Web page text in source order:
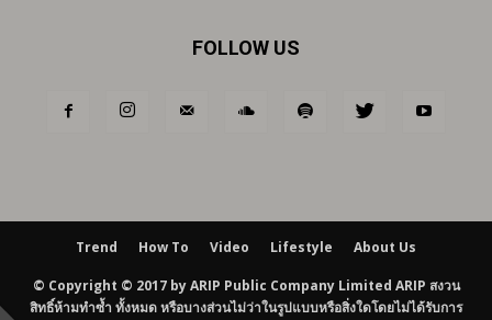
FOLLOW US
Trend How To Video Lifestyle About Us
© Copyright © 2017 by ARIP Public Company Limited ARIP สงวน
สิทธิ์ห้ามทำซ้ำ ทั้งหมด หรือบางส่วนไม่ว่าในรูปแบบหรือสิ่งใดโดยไม่ได้รับการ